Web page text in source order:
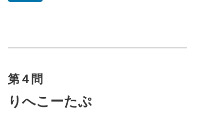
———————————————————————
第４問
りへこーたぷ